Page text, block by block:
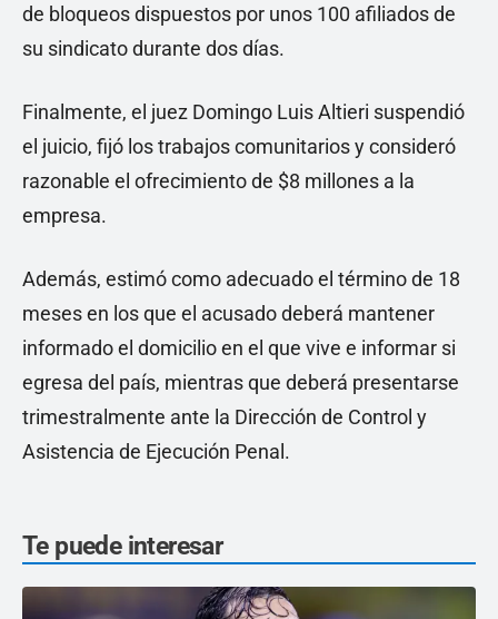
de bloqueos dispuestos por unos 100 afiliados de
su sindicato durante dos días.
Finalmente, el juez Domingo Luis Altieri suspendió
el juicio, fijó los trabajos comunitarios y consideró
razonable el ofrecimiento de $8 millones a la
empresa.
Además, estimó como adecuado el término de 18
meses en los que el acusado deberá mantener
informado el domicilio en el que vive e informar si
egresa del país, mientras que deberá presentarse
trimestralmente ante la Dirección de Control y
Asistencia de Ejecución Penal.
Te puede interesar